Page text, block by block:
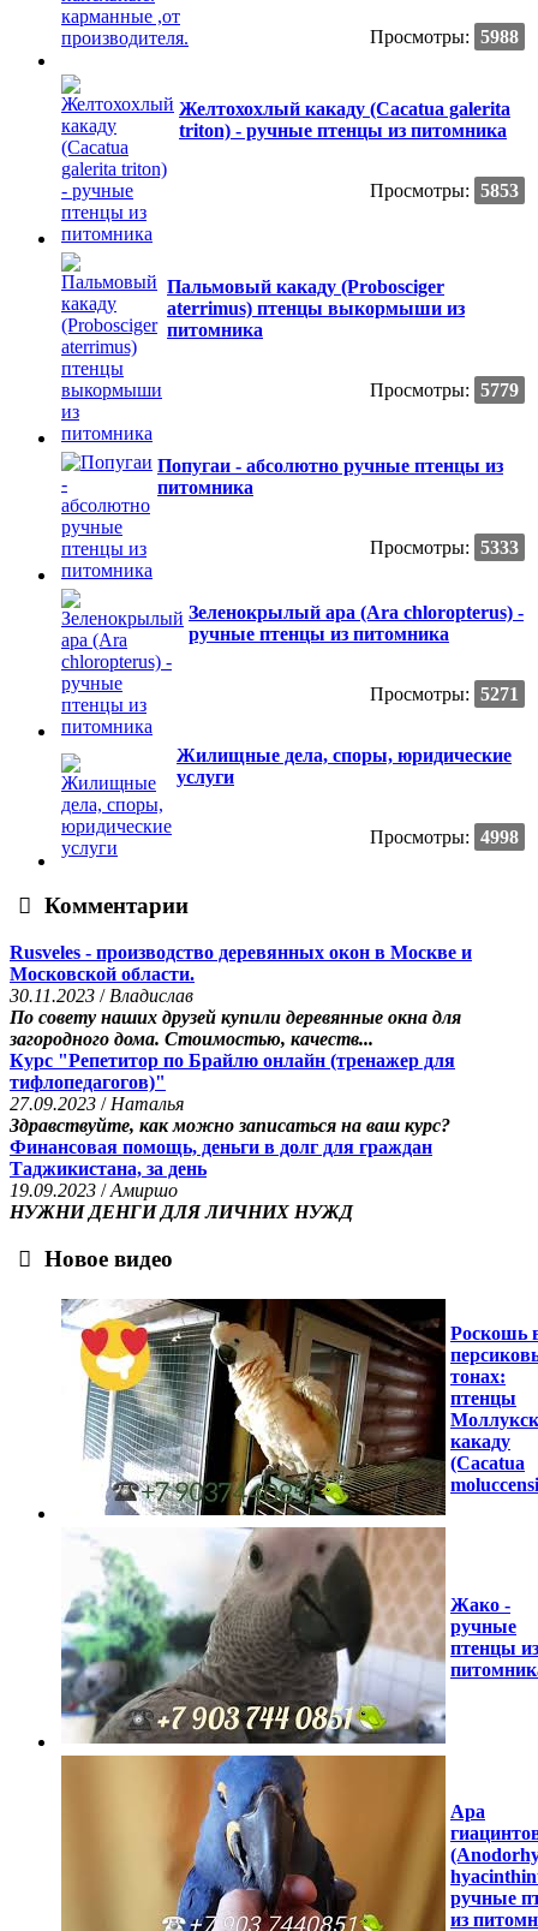
Просмотры: 5988
Желтохохлый какаду (Сacatua galerita
triton) - ручные птенцы из питомника
Просмотры: 5853
Пальмовый какаду (Probosciger
aterrimus) птенцы выкормыши из
питомника
Просмотры: 5779
Попугаи - абсолютно ручные птенцы из
питомника
Просмотры: 5333
Зеленокрылый ара (Ara chloropterus) -
ручные птенцы из питомника
Просмотры: 5271
Жилищные дела, споры, юридические
услуги
Просмотры: 4998
Комментарии
Rusveles - производство деревянных окон в Москве и
Московской области.
30.11.2023 / Владислав
По совету наших друзей купили деревянные окна для
загородного дома. Стоимостью, качеств...
Курс "Репетитор по Брайлю онлайн (тренажер для
тифлопедагогов)"
27.09.2023 / Наталья
Здравствуйте, как можно записаться на ваш курс?
Финансовая помощь, деньги в долг для граждан
Таджикистана, за день
19.09.2023 /Амиршо
НУЖНИ ДЕНГИ ДЛЯ ЛИЧНИХ НУЖД
Новое видео
Роскошь
тонах:
птенцы
какаду
(Cacatua
Жако -
ручные
птенцы из
Ара
ручные
из